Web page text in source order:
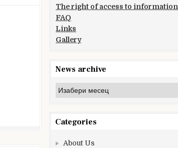
The right of access to information
FAQ
Links
Gallery
News archive
News
archive
Categories
About Us